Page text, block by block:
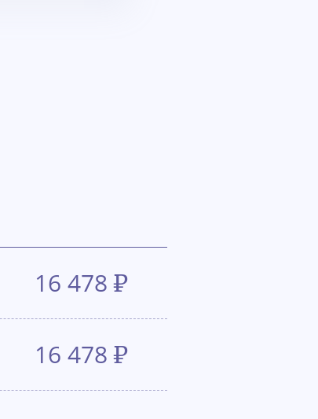
16 478 ₽
16 478 ₽